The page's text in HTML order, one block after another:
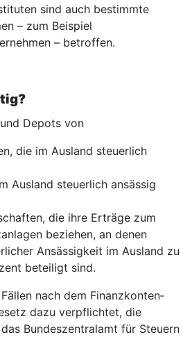
sind auch bestimmte
– zum Beispiel
– betroffen.
Depots von
die im Ausland steuerlich
Ausland steuerlich ansässig
die ihre Erträge zum
beziehen, an denen
Ansässigkeit im Ausland zu
beteiligt sind.
nach dem Finanz­konten­
dazu verpflichtet, die
Bundeszentralamt für Steuern